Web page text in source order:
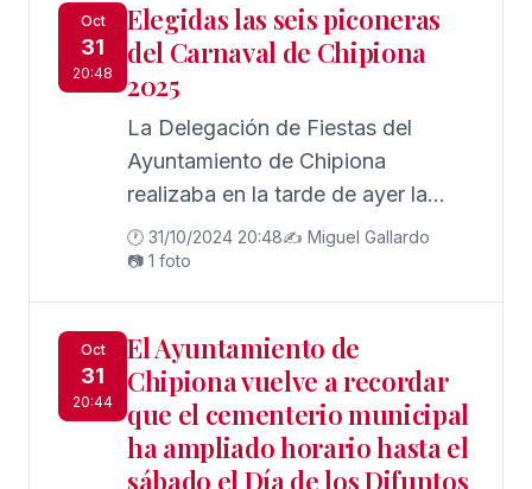
Oct
31
20:48
Elegidas las seis piconeras
del Carnaval de Chipiona
2025
La Delegación de Fiestas del
Ayuntamiento de Chipiona
realizaba en la tarde de ayer la
selección de las seis personas que
este año representarán al Carnaval
🕐 31/10/2024 20:48✍️ Miguel Gallardo
📷 1 foto
Oct
31
20:44
El Ayuntamiento de
Chipiona vuelve a recordar
que el cementerio municipal
ha ampliado horario hasta el
sábado el Día de los Difuntos